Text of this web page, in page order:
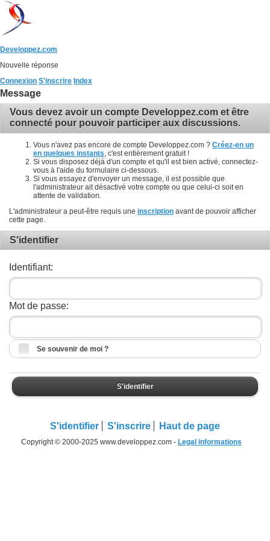
Developpez.com
Nouvelle réponse
Connexion S'inscrire Index
Message
Vous devez avoir un compte Developpez.com et être
connecté pour pouvoir participer aux discussions.
Vous n'avez pas encore de compte Developpez.com ? Créez-en un
en quelques instants , c'est entièrement gratuit !
Si vous disposez déjà d'un compte et qu'il est bien activé, connectez-
vous à l'aide du formulaire ci-dessous.
Si vous essayez d'envoyer un message, il est possible que
l'administrateur ait désactivé votre compte ou que celui-ci soit en
attente de validation.
L'administrateur a peut-être requis une inscription avant de pouvoir afficher
cette page.
S'identifier
Identifiant:
Mot de passe:
Se souvenir de moi ?
S'identifier
S'identifier S'inscrire Haut de page
Copyright © 2000-2025 www.developpez.com - Legal informations